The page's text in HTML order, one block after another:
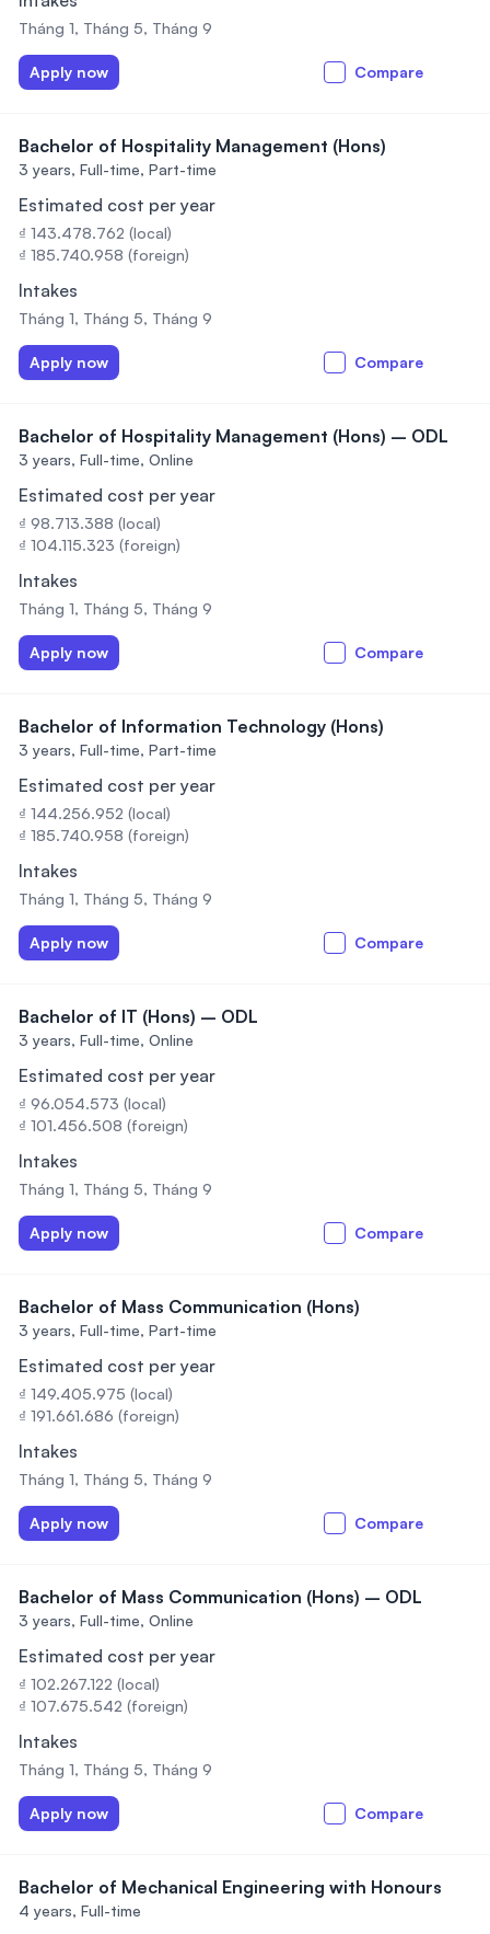
Tháng 1, Tháng 5, Tháng 9
Apply now Compare
Bachelor of Hospitality Management (Hons)
3 years, Full-time, Part-time
Estimated cost per year
₫ 143.478.762 (local)
₫ 185.740.958 (foreign)
Intakes
Tháng 1, Tháng 5, Tháng 9
Apply now Compare
Bachelor of Hospitality Management (Hons) – ODL
3 years, Full-time, Online
Estimated cost per year
₫ 98.713.388 (local)
₫ 104.115.323 (foreign)
Intakes
Tháng 1, Tháng 5, Tháng 9
Apply now Compare
Bachelor of Information Technology (Hons)
3 years, Full-time, Part-time
Estimated cost per year
₫ 144.256.952 (local)
₫ 185.740.958 (foreign)
Intakes
Tháng 1, Tháng 5, Tháng 9
Apply now Compare
Bachelor of IT (Hons) – ODL
3 years, Full-time, Online
Estimated cost per year
₫ 96.054.573 (local)
₫ 101.456.508 (foreign)
Intakes
Tháng 1, Tháng 5, Tháng 9
Apply now Compare
Bachelor of Mass Communication (Hons)
3 years, Full-time, Part-time
Estimated cost per year
₫ 149.405.975 (local)
₫ 191.661.686 (foreign)
Intakes
Tháng 1, Tháng 5, Tháng 9
Apply now Compare
Bachelor of Mass Communication (Hons) – ODL
3 years, Full-time, Online
Estimated cost per year
₫ 102.267.122 (local)
₫ 107.675.542 (foreign)
Intakes
Tháng 1, Tháng 5, Tháng 9
Apply now Compare
Bachelor of Mechanical Engineering with Honours
4 years, Full-time